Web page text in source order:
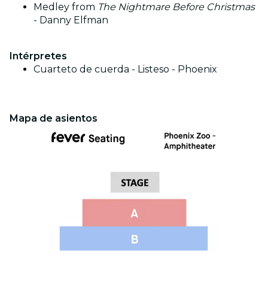
Medley from The Nightmare Before Christmas
- Danny Elfman
Intérpretes
Cuarteto de cuerda - Listeso - Phoenix
Mapa de asientos